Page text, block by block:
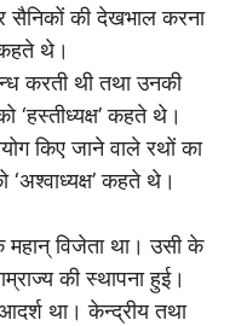
सैनिकों की देखभाल करना
कहते थे।
करती थी तथा उनकी
कहते थे।
किए जाने वाले रथों का
कहते थे।
महान् विजेता था। उसी के
की स्थापना हुई।
था। केन्द्रीय तथा